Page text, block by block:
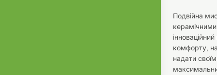
Подвійна
комфорту,
надати